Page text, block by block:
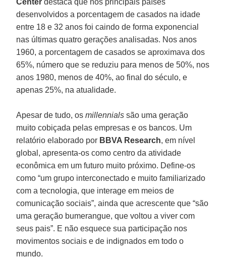
Center destaca que nos principais países
desenvolvidos a porcentagem de casados na idade
entre 18 e 32 anos foi caindo de forma exponencial
nas últimas quatro gerações analisadas. Nos anos
1960, a porcentagem de casados se aproximava dos
65%, número que se reduziu para menos de 50%, nos
anos 1980, menos de 40%, ao final do século, e
apenas 25%, na atualidade.
Apesar de tudo, osmillennials são uma geração
muito cobiçada pelas empresas e os bancos. Um
relatório elaborado por BBVA Research, em nível
global, apresenta-os como centro da atividade
econômica em um futuro muito próximo. Define-os
como “um grupo interconectado e muito familiarizado
com a tecnologia, que interage em meios de
comunicação sociais”, ainda que acrescente que “são
uma geração bumerangue, que voltou a viver com
seus pais”. E não esquece sua participação nos
movimentos sociais e de indignados em todo o
mundo.